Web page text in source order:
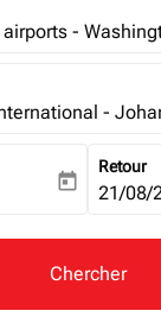
-
-
date-aria-
today
Retour
fc-
21/08/
Chercher